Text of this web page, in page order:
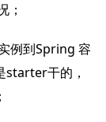
；
例到Spring 容
starter干的，